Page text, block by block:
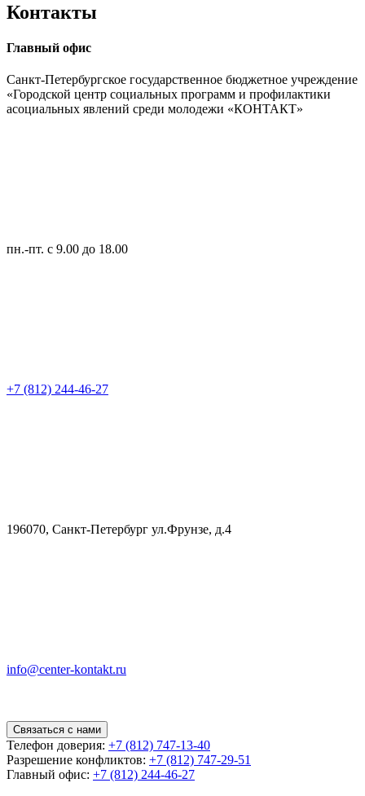
Контакты
Главный офис
Санкт-Петербургское государственное бюджетное учреждение
«Городской центр социальных программ и профилактики
асоциальных явлений среди молодежи «КОНТАКТ»
пн.-пт. с 9.00 до 18.00
+7 (812) 244-46-27
196070, Санкт-Петербург ул.Фрунзе, д.4
info@center-kontakt.ru
Связаться с нами
Телефон доверия: +7 (812) 747-13-40
Разрешение конфликтов: +7 (812) 747-29-51
Главный офис: +7 (812) 244-46-27